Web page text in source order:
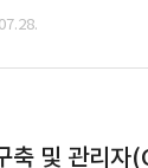
축 및 관리자